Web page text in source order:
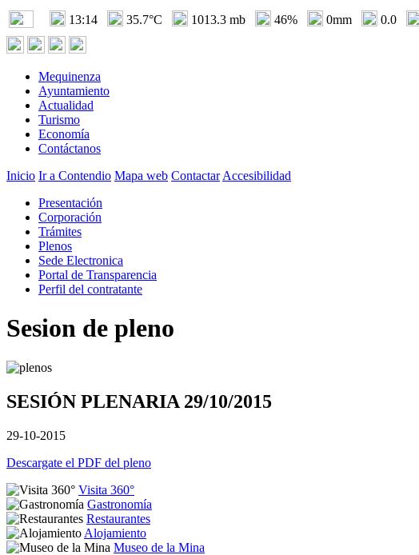
13:14 35.7°C 1013.3 mb 46% 0mm 0.0
Mequinenza
Ayuntamiento
Actualidad
Turismo
Economía
Contáctanos
Inicio Ir a Contendio Mapa web Contactar Accesibilidad
Presentación
Corporación
Trámites
Plenos
Sede Electronica
Portal de Transparencia
Perfil del contratante
Sesion de pleno
SESIÓN PLENARIA 29/10/2015
29-10-2015
Descargate el PDF del pleno
Visita 360°
Gastronomía
Restaurantes
Alojamiento
Museo de la Mina